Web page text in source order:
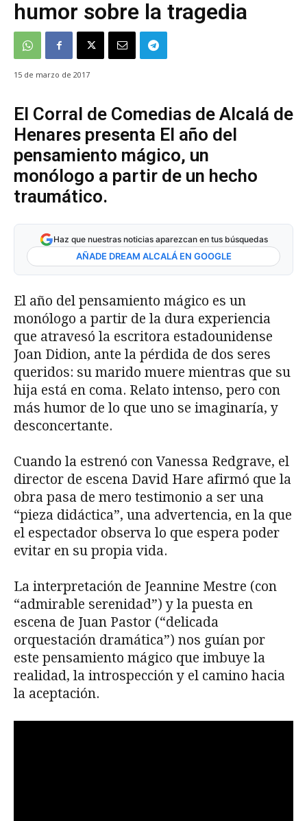
humor sobre la tragedia
15 de marzo de 2017
El Corral de Comedias de Alcalá de
Henares presenta El año del
pensamiento mágico, un
monólogo a partir de un hecho
traumático.
Haz que nuestras noticias aparezcan en tus búsquedas
AÑADE DREAM ALCALÁ EN GOOGLE
El año del pensamiento mágico es un
monólogo a partir de la dura experiencia
que atravesó la escritora estadounidense
Joan Didion, ante la pérdida de dos seres
queridos: su marido muere mientras que su
hija está en coma. Relato intenso, pero con
más humor de lo que uno se imaginaría, y
desconcertante.
Cuando la estrenó con Vanessa Redgrave, el
director de escena David Hare afirmó que la
obra pasa de mero testimonio a ser una
“pieza didáctica”, una advertencia, en la que
el espectador observa lo que espera poder
evitar en su propia vida.
La interpretación de Jeannine Mestre (con
“admirable serenidad”) y la puesta en
escena de Juan Pastor (“delicada
orquestación dramática”) nos guían por
este pensamiento mágico que imbuye la
realidad, la introspección y el camino hacia
la aceptación.